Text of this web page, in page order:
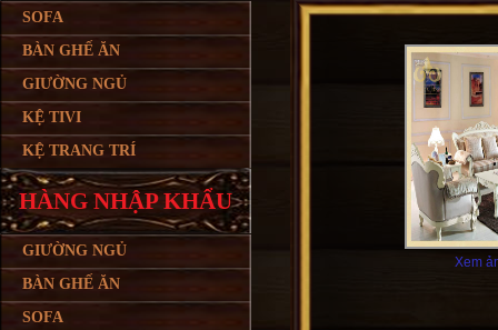
SOFA
BÀN GHẾ ĂN
GIƯỜNG NGỦ
KỆ TIVI
KỆ TRANG TRÍ
HÀNG NHẬP KHẨU
GIƯỜNG NGỦ
BÀN GHẾ ĂN
SOFA
Xem